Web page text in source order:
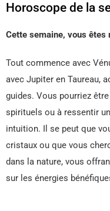
Horoscope de la
Cette semaine, vous
Tout commence avec
avec Jupiter en Taureau,
guides. Vous pourriez
spirituels ou à ressentir
intuition. Il se peut que
cristaux ou que vous
dans la nature, vous
sur les énergies